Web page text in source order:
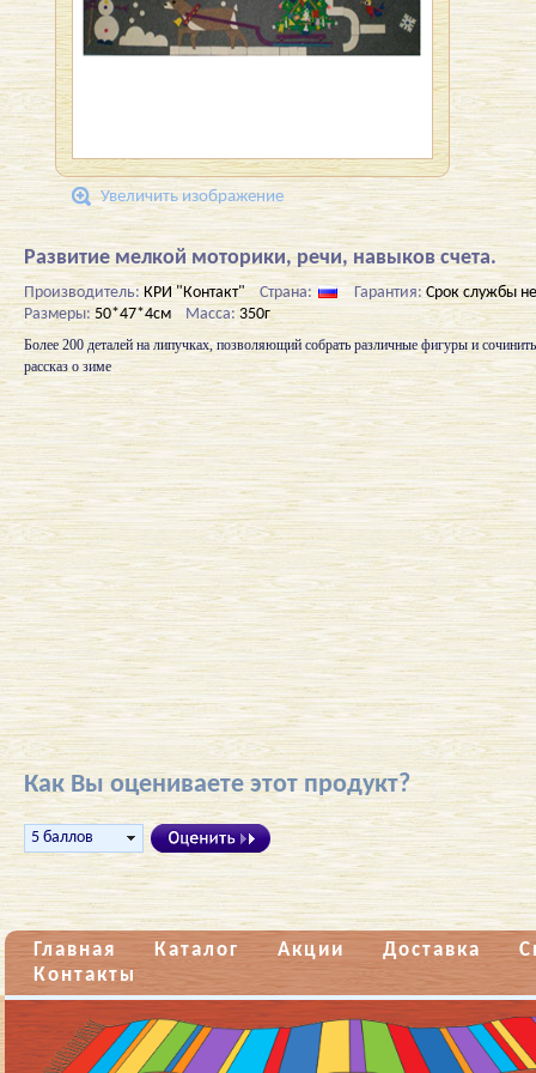
Увеличить изображение
Развитие мелкой моторики, речи, навыков счета.
Производитель: КРИ "Контакт" Страна: Гарантия: Срок службы
Размеры: 50*47*4см Масса: 350г
Более 200 деталей на липучках, позволяющий собрать различные фигуры и
рассказ о зиме
Как Вы оцениваете этот продукт?
Главная Каталог Акции Доставка
Контакты